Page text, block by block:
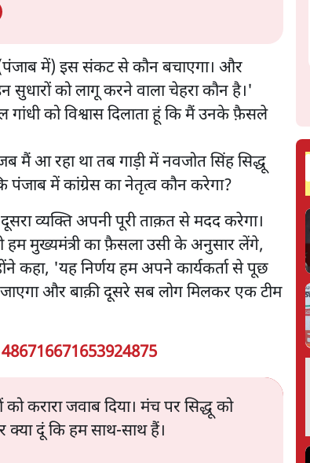
में) इस संकट से कौन बचाएगा। और
सुधारों को लागू करने वाला चेहरा कौन है।'
को विश्वास दिलाता हूं कि मैं उनके फ़ैसले
मैं आ रहा था तब गाड़ी में नवजोत सिंह सिद्धू
में कांग्रेस का नेतृत्व कौन करेगा?
व्यक्ति अपनी पूरी ताक़त से मदद करेगा।
हम मुख्यमंत्री का फ़ैसला उसी के अनुसार लेंगे,
कहा, 'यह निर्णय हम अपने कार्यकर्ता से पूछ
और बाक़ी दूसरे सब लोग मिलकर एक टीम
करारा जवाब दिया। मंच पर सिद्धू को
दूं कि हम साथ-साथ हैं।